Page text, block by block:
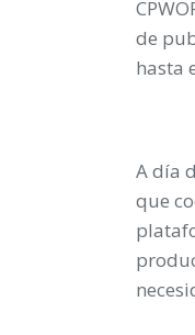
de
hasta
A día
que